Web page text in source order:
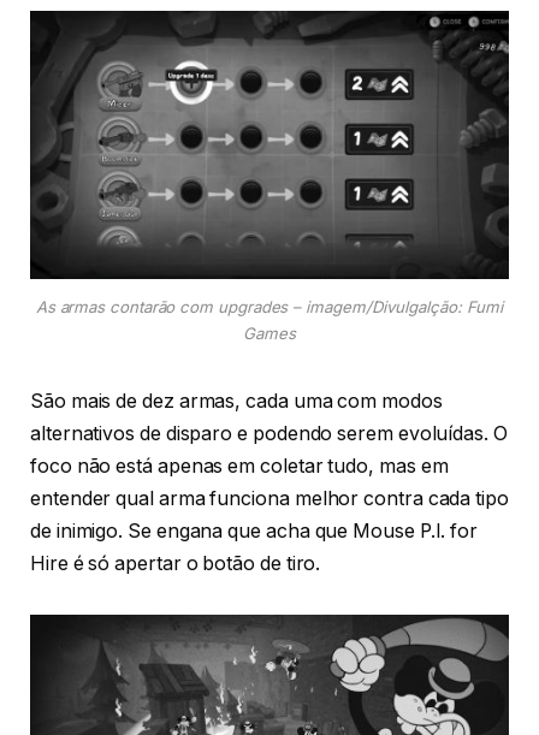
As armas contarão com upgrades – imagem/Divulgalção: Fumi
Games
São mais de dez armas, cada uma com modos
alternativos de disparo e podendo serem evoluídas. O
foco não está apenas em coletar tudo, mas em
entender qual arma funciona melhor contra cada tipo
de inimigo. Se engana que acha que Mouse P.I. for
Hire é só apertar o botão de tiro.